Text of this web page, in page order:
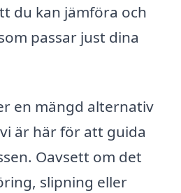
du kan jämföra och
passar just dina
en mängd alternativ
är här för att guida
Oavsett om det
slipning eller